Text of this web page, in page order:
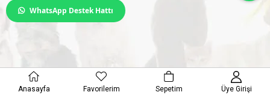
WhatsApp Destek Hattı
© 2025 mismama. Tüm Hakkı Saklıdır.
Anasayfa Favorilerim Sepetim Üye Girişi